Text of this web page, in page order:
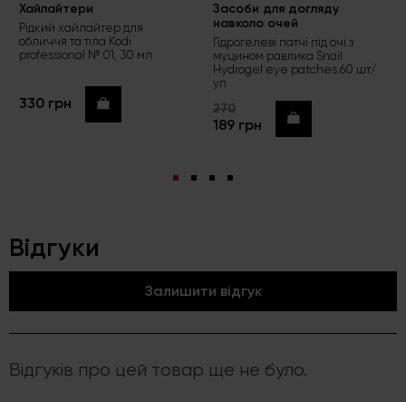
Хайлайтери
Рідкий хайлайтер для
обличчя та тіла Kodi
professional № 01, 30 мл
330 грн Купити
Засоби для догляду
навколо очей
Гідрогелеві патчі під очі з
муцином равлика Snail
Hydrogel eye patches 60 шт/
уп
270
189 грн Купити
Відгуки
Залишити відгук
Відгуків про цей товар ще не було.